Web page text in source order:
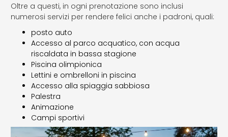
Oltre a questi, in ogni prenotazione sono inclusi
numerosi servizi per rendere felici anche i padroni, quali:
posto auto
Accesso al parco acquatico, con acqua
riscaldata in bassa stagione
Piscina olimpionica
Lettini e ombrelloni in piscina
Accesso alla spiaggia sabbiosa
Palestra
Animazione
Campi sportivi